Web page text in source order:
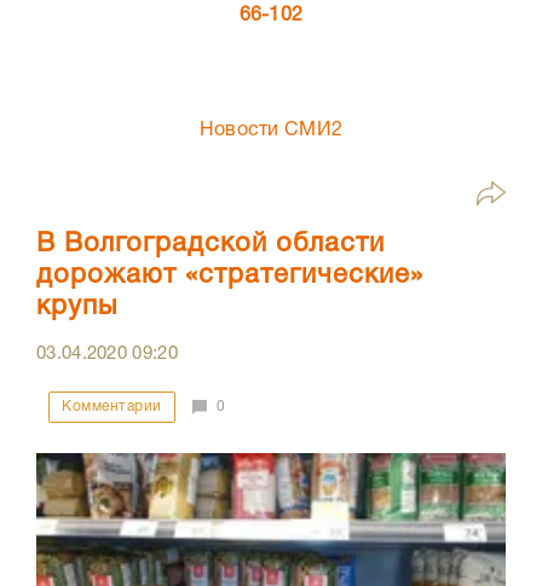
66-102
Новости СМИ2
В Волгоградской области
дорожают «стратегические»
крупы
03.04.202009:20
Комментарии 0